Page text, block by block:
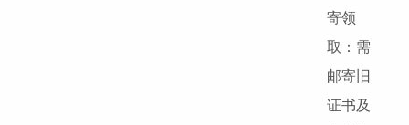
寄领
取：需
邮寄旧
证书及